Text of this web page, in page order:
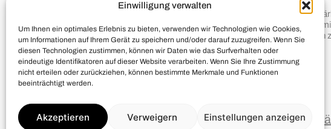
Einwilligung verwalten
Um Ihnen ein optimales Erlebnis zu bieten, verwenden wir Technologien wie Cookies,
um Informationen auf Ihrem Gerät zu speichern und/oder darauf zuzugreifen. Wenn Sie
diesen Technologien zustimmen, können wir Daten wie das Surfverhalten oder
eindeutige Identifikatoren auf dieser Website verarbeiten. Wenn Sie Ihre Zustimmung
nicht erteilen oder zurückziehen, können bestimmte Merkmale und Funktionen
beeinträchtigt werden.
Akzeptieren Verweigern Einstellungen anzeigen
wurde mit EU-Fördertöpfen unterstützt, deren Ziel die
ist und dank derer ein Aktionsplan in Gang gesetzt wurde
elektronischer Verkaufswege in internationalen
Einkaufsbedingungen